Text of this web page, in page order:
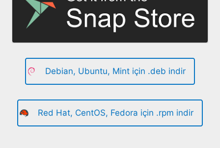
Debian, Ubuntu, Mint için .deb indir
Red Hat, CentOS, Fedora için .rpm indir